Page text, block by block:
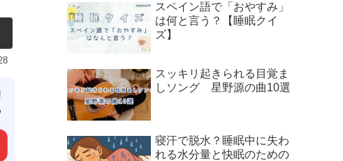
スペイン語で「おやすみ」
は何と言う？【睡眠クイ
ズ】
スッキリ起きられる目覚ま
しソング 星野源の曲10選
寝汗で脱水？睡眠中に失わ
れる水分量と快眠のための